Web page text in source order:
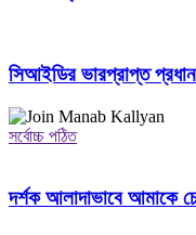
সিআইডির ভারপ্রাপ্ত
সর্বোচ্চ পঠিত
দর্শক আলাদাভাবে আমাকে